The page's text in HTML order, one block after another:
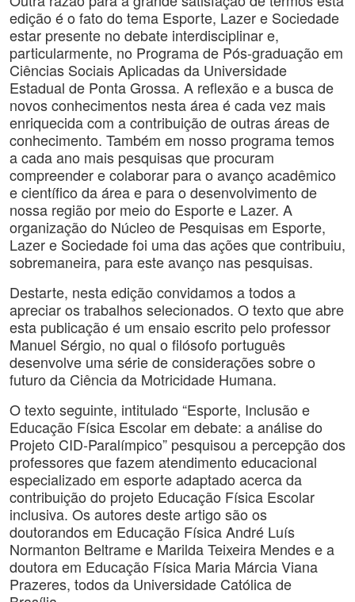
edição é o fato do tema Esporte, Lazer e Sociedade
estar presente no debate interdisciplinar e,
particularmente, no Programa de Pós-graduação em
Ciências Sociais Aplicadas da Universidade
Estadual de Ponta Grossa. A reflexão e a busca de
novos conhecimentos nesta área é cada vez mais
enriquecida com a contribuição de outras áreas de
conhecimento. Também em nosso programa temos
a cada ano mais pesquisas que procuram
compreender e colaborar para o avanço acadêmico
e científico da área e para o desenvolvimento de
nossa região por meio do Esporte e Lazer. A
organização do Núcleo de Pesquisas em Esporte,
Lazer e Sociedade foi uma das ações que contribuiu,
sobremaneira, para este avanço nas pesquisas.
Destarte, nesta edição convidamos a todos a
apreciar os trabalhos selecionados. O texto que abre
esta publicação é um ensaio escrito pelo professor
Manuel Sérgio, no qual o filósofo português
desenvolve uma série de considerações sobre o
futuro da Ciência da Motricidade Humana.
O texto seguinte, intitulado “Esporte, Inclusão e
Educação Física Escolar em debate: a análise do
Projeto CID-Paralímpico” pesquisou a percepção dos
professores que fazem atendimento educacional
especializado em esporte adaptado acerca da
contribuição do projeto Educação Física Escolar
inclusiva. Os autores deste artigo são os
doutorandos em Educação Física André Luís
Normanton Beltrame e Marilda Teixeira Mendes e a
doutora em Educação Física Maria Márcia Viana
Prazeres, todos da Universidade Católica de